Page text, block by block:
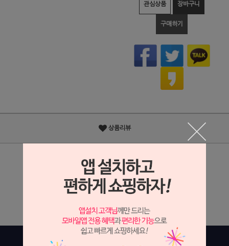
관심상품 장바구니
구매하기
상품리뷰
상세정보 새창 열기